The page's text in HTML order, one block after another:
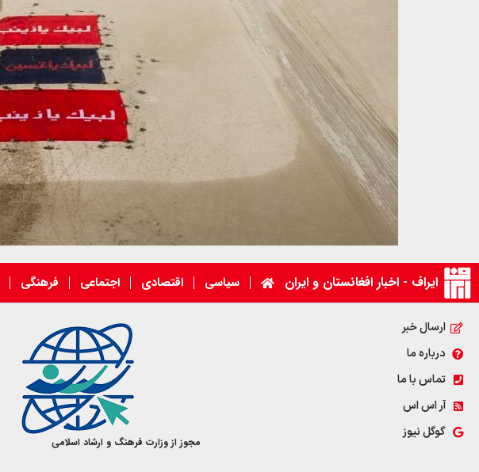
ایراف - اخبار افغانستان و ایران سیاسی اقتصادی اجتماعی فرهنگی
ارسال خبر
درباره ما
تماس با ما
آر اس اس
گوگل نیوز
مجوز از وزارت فرهنگ و ارشاد اسلامی